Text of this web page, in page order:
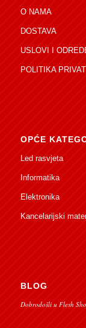
O NAMA
DOSTAVA
USLOVI I
POLITIKA
OPĆE
Led rasvjeta
Informatika
Elektronika
Kancelarijski
BLOG
Dobrodošli u Flesh